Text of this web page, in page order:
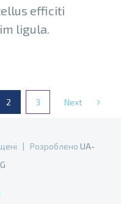
efficiti
ligula.
2 3 Next
| Розроблено UA-